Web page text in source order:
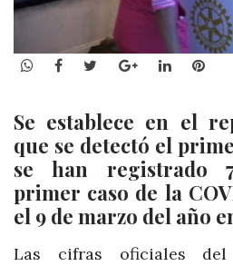
WhatsApp
Facebook
TwitterGoogle+LinkedIn
Se establece en el
que se detectó el
se han registrado
primer caso de la
el 9 de marzo del año
Las cifras oficiales del